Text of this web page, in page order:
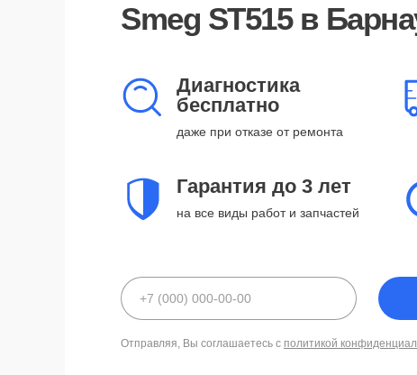
Smeg ST515 в
Диагностика
бесплатно
даже при отказе от ремонта
Гарантия до 3 лет
на все виды работ и запчастей
Отправляя, Вы соглашаетесь с политикой